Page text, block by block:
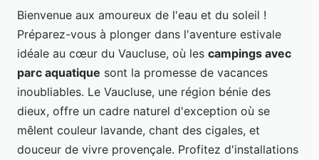
Bienvenue aux amoureux de l'eau et du soleil !
Préparez-vous à plonger dans l'aventure estivale
idéale au cœur du Vaucluse, où les campings avec
parc aquatique sont la promesse de vacances
inoubliables. Le Vaucluse, une région bénie des
dieux, offre un cadre naturel d'exception où se
mêlent couleur lavande, chant des cigales, et
douceur de vivre provençale. Profitez d'installations